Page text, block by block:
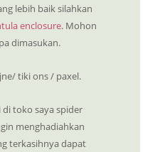
lebih baik silahkan
enclosure. Mohon
dimasukan.
tiki ons / paxel.
di toko saya spider
menghadiahkan
terkasihnya dapat